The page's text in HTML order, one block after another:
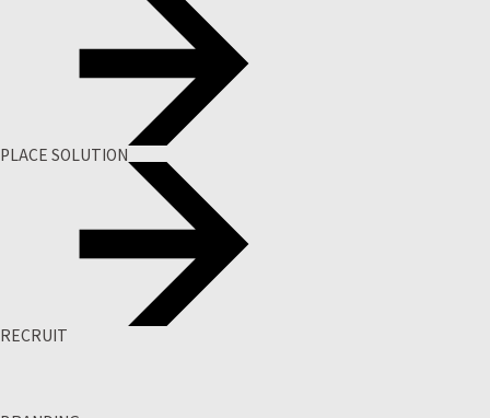
PLACE SOLUTION
RECRUIT